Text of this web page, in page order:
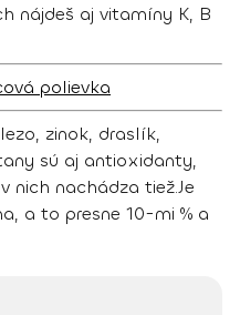
nájdeš aj vitamíny K, B
polievka
zinok, draslík,
sú aj antioxidanty,
nich nachádza tiež.Je
a to presne 10-mi % a